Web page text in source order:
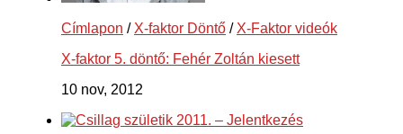
Címlapon / X-faktor Döntő / X-Faktor videók
X-faktor 5. döntő: Fehér Zoltán kiesett
10 nov, 2012